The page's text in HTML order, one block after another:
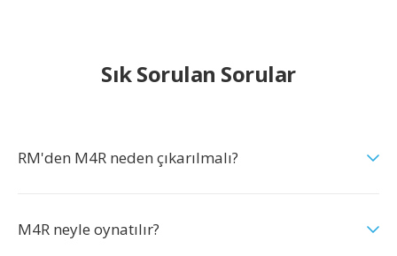
Sık Sorulan Sorular
RM'den M4R neden çıkarılmalı?
M4R neyle oynatılır?